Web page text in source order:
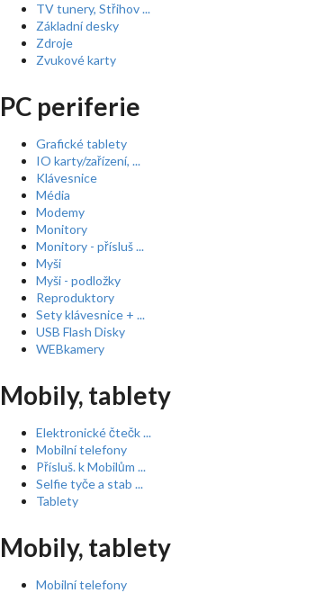
TV tunery, Střihov ...
Základní desky
Zdroje
Zvukové karty
PC periferie
Grafické tablety
IO karty/zařízení, ...
Klávesnice
Média
Modemy
Monitory
Monitory - přísluš ...
Myši
Myši - podložky
Reproduktory
Sety klávesnice + ...
USB Flash Disky
WEBkamery
Mobily, tablety
Elektronické čtečk ...
Mobilní telefony
Přísluš. k Mobilům ...
Selfie tyče a stab ...
Tablety
Mobily, tablety
Mobilní telefony